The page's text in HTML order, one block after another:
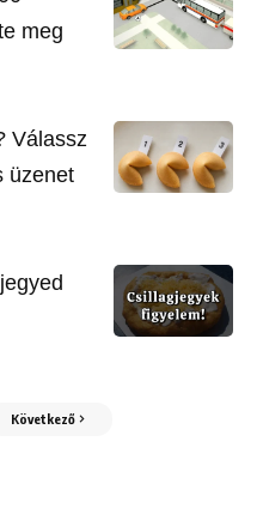
meg
Válassz
üzenet
Következő